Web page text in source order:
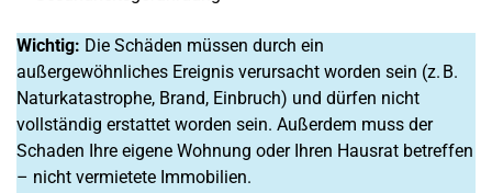
Wichtig: Die Schäden müssen durch ein
außergewöhnliches Ereignis verursacht worden sein (z. B.
Naturkatastrophe, Brand, Einbruch) und dürfen nicht
vollständig erstattet worden sein. Außerdem muss der
Schaden Ihre eigene Wohnung oder Ihren Hausrat betreffen
– nicht vermietete Immobilien.